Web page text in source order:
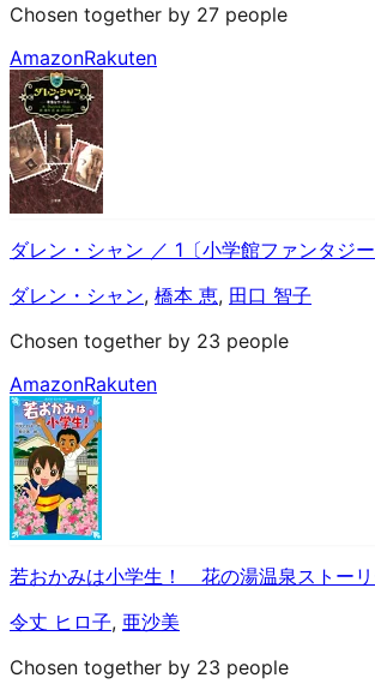
Chosen together by 27 people
AmazonRakuten
ダレン・シャン ／ 1〔小学館ファンタジー
ダレン・シャン, 橋本 恵, 田口 智子
Chosen together by 23 people
AmazonRakuten
若おかみは小学生！ 花の湯温泉ストーリ
令丈 ヒロ子, 亜沙美
Chosen together by 23 people